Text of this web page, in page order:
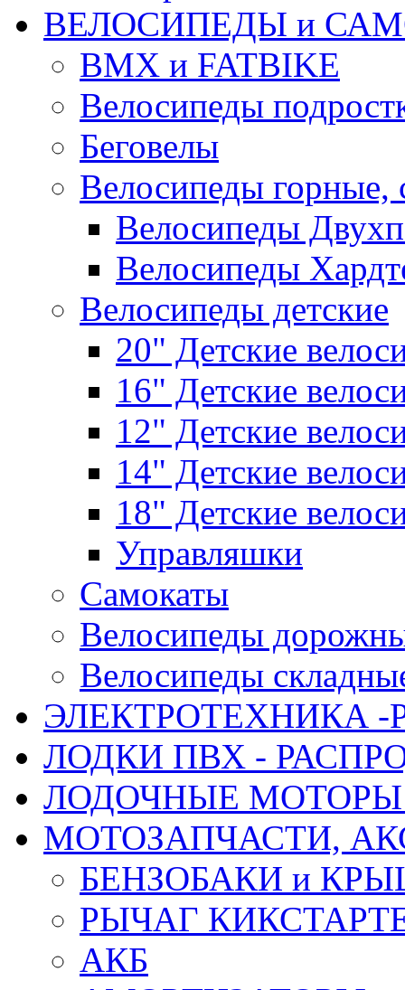
ВЕЛОСИПЕДЫ и
BMX и FATBIKE
Велосипеды
Беговелы
Велосипеды горные,
Велосипеды
Велосипеды
Велосипеды детские
20" Детские
16" Детские
12" Детские
14" Детские
18" Детские
Управляшки
Самокаты
Велосипеды
Велосипеды
ЭЛЕКТРОТЕХНИКА
ЛОДКИ ПВХ -
ЛОДОЧНЫЕ
МОТОЗАПЧАСТИ,
БЕНЗОБАКИ и
РЫЧАГ
АКБ